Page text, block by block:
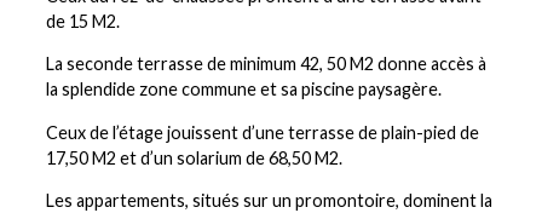
de 15 M2.
La seconde terrasse de minimum 42, 50 M2 donne accès à
la splendide zone commune et sa piscine paysagère.
Ceux de l’étage jouissent d’une terrasse de plain-pied de
17,50 M2 et d’un solarium de 68,50 M2.
Les appartements, situés sur un promontoire, dominent la